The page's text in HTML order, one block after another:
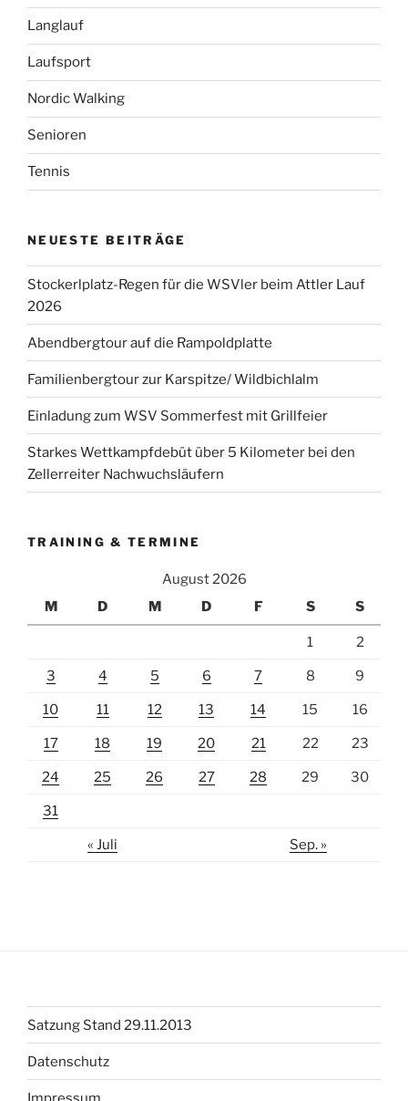
Langlauf
Laufsport
Nordic Walking
Senioren
Tennis
NEUESTE BEITRÄGE
Stockerlplatz-Regen für die WSVler beim Attler Lauf
2026
Abendbergtour auf die Rampoldplatte
Familienbergtour zur Karspitze/ Wildbichlalm
Einladung zum WSV Sommerfest mit Grillfeier
Starkes Wettkampfdebüt über 5 Kilometer bei den
Zellerreiter Nachwuchsläufern
TRAINING & TERMINE
August 2026
M
D M D F S S
1 2
3 4 5 6 7 8 9
10 11 12 13 14 15 16
17 18 19 20 21 22 23
24 25 26 27 28 29 30
31
« Juli Sep. »
Satzung Stand 29.11.2013
Datenschutz